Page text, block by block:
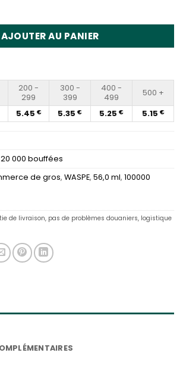
Aiviou 100K Pro 2in1 Slide Control
AJOUTER AU PANIER
200 -
299
300 -
399
400 -
499
500 +
5.45 € 5.35 € 5.25 € 5.15 €
000 bouffées
de gros, WASPE, 56,0 ml, 100000
de livraison, pas de problèmes douaniers, logistique